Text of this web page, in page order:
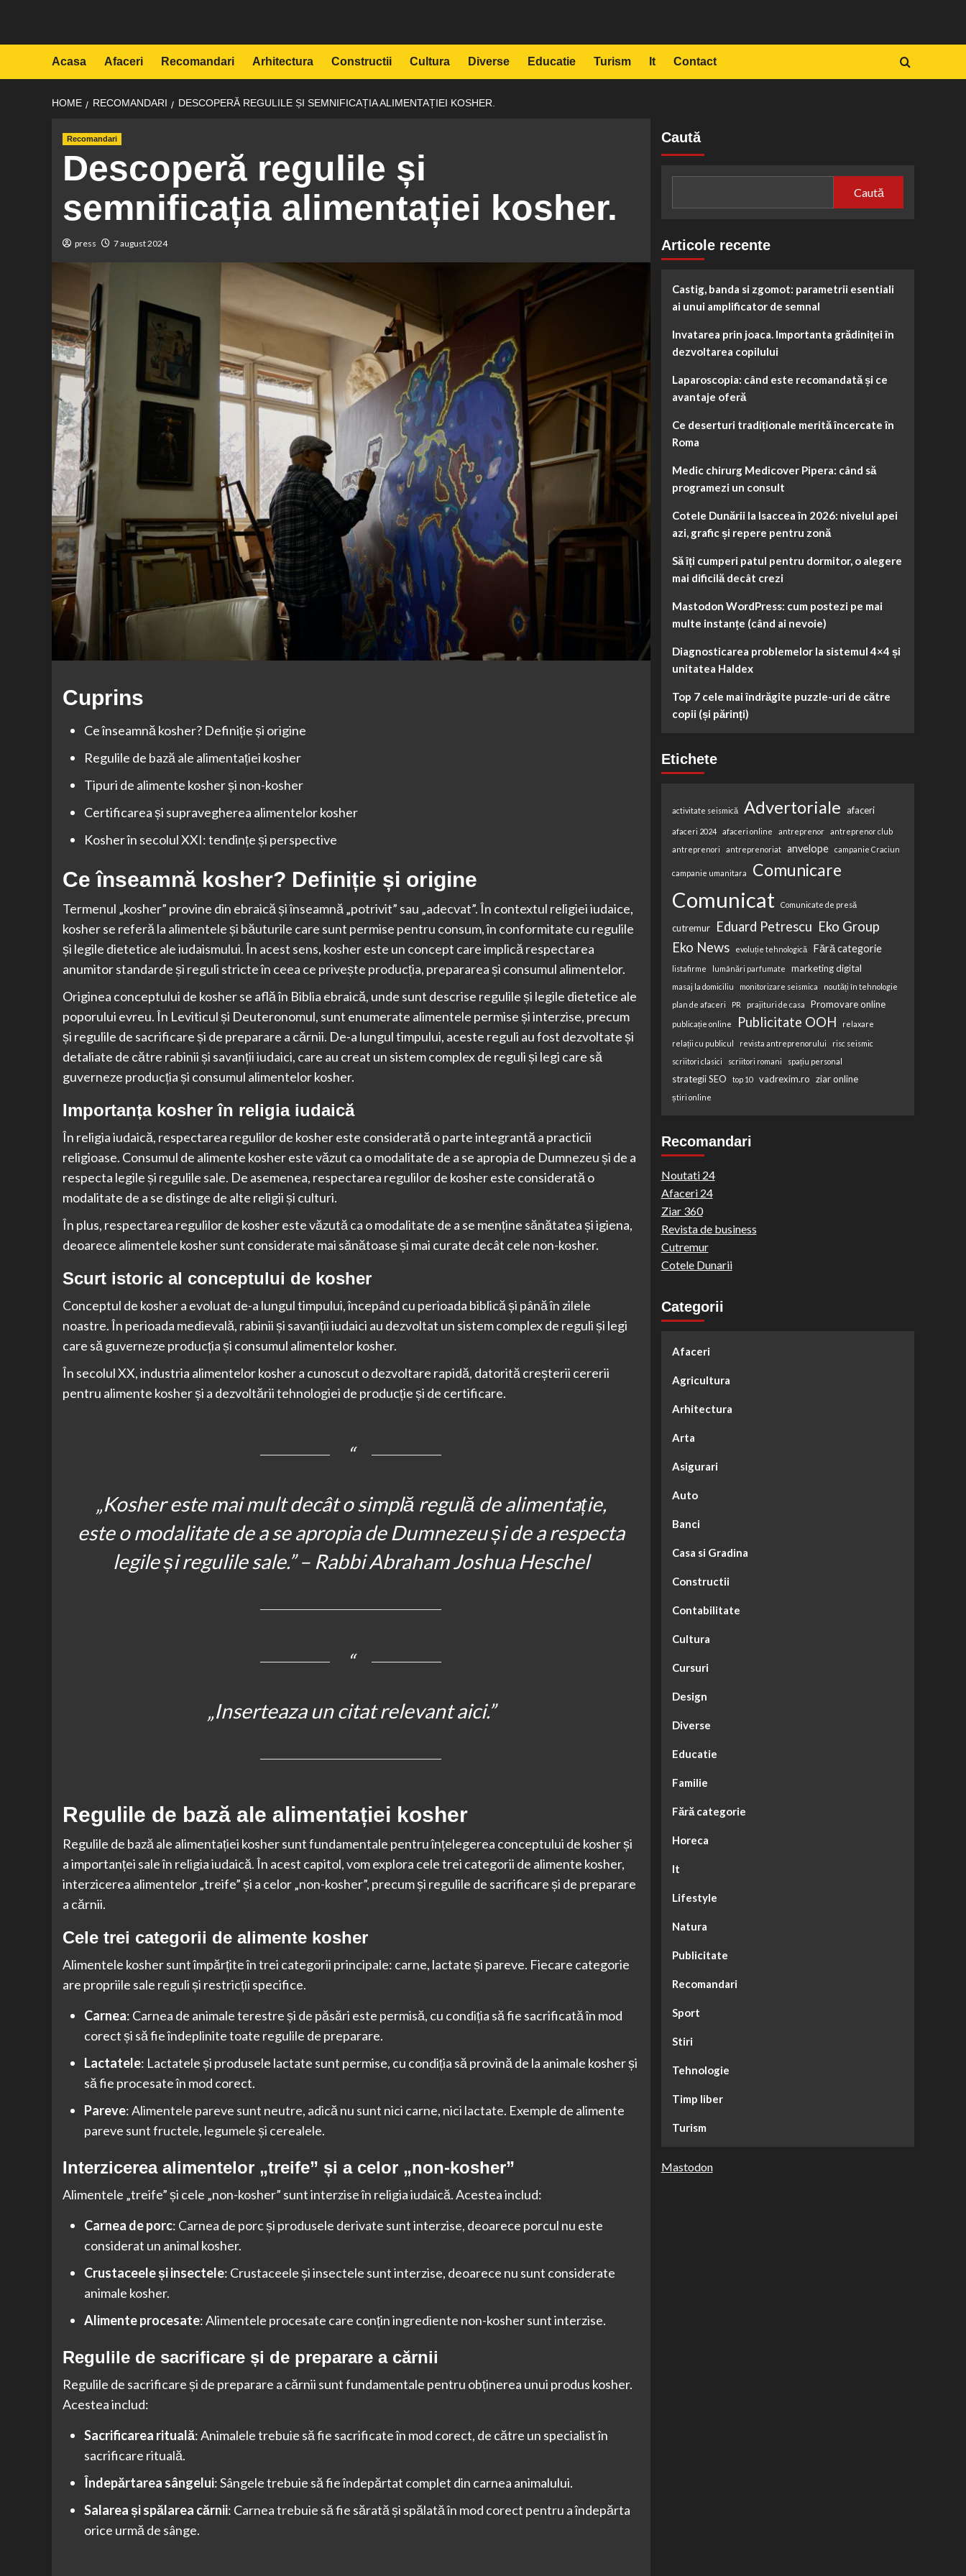
content
Acasa Afaceri Recomandari Arhitectura Constructii Cultura Diverse Educatie Turism It Contact
HOME RECOMANDARI DESCOPERĂ REGULILE ȘI SEMNIFICAȚIA ALIMENTAȚIEI KOSHER.
Recomandari
Descoperă regulile și
semnificația alimentației kosher.
press 7 august 2024
Cuprins
Ce înseamnă kosher? Definiție și origine
Regulile de bază ale alimentației kosher
Tipuri de alimente kosher și non-kosher
Certificarea și supravegherea alimentelor kosher
Kosher în secolul XXI: tendințe și perspective
Ce înseamnă kosher? Definiție și origine
Termenul „kosher” provine din ebraică și înseamnă „potrivit” sau „adecvat”. În contextul religiei iudaice,
kosher se referă la alimentele și băuturile care sunt permise pentru consum, în conformitate cu regulile
și legile dietetice ale iudaismului. În acest sens, kosher este un concept care implică respectarea
anumitor standarde și reguli stricte în ceea ce privește producția, prepararea și consumul alimentelor.
Originea conceptului de kosher se află în Biblia ebraică, unde sunt descrise regulile și legile dietetice ale
poporului evreu. În Leviticul și Deuteronomul, sunt enumerate alimentele permise și interzise, precum
și regulile de sacrificare și de preparare a cărnii. De-a lungul timpului, aceste reguli au fost dezvoltate și
detaliate de către rabinii și savanții iudaici, care au creat un sistem complex de reguli și legi care să
guverneze producția și consumul alimentelor kosher.
Importanța kosher în religia iudaică
În religia iudaică, respectarea regulilor de kosher este considerată o parte integrantă a practicii
religioase. Consumul de alimente kosher este văzut ca o modalitate de a se apropia de Dumnezeu și de a
respecta legile și regulile sale. De asemenea, respectarea regulilor de kosher este considerată o
modalitate de a se distinge de alte religii și culturi.
În plus, respectarea regulilor de kosher este văzută ca o modalitate de a se menține sănătatea și igiena,
deoarece alimentele kosher sunt considerate mai sănătoase și mai curate decât cele non-kosher.
Scurt istoric al conceptului de kosher
Conceptul de kosher a evoluat de-a lungul timpului, începând cu perioada biblică și până în zilele
noastre. În perioada medievală, rabinii și savanții iudaici au dezvoltat un sistem complex de reguli și legi
care să guverneze producția și consumul alimentelor kosher.
În secolul XX, industria alimentelor kosher a cunoscut o dezvoltare rapidă, datorită creșterii cererii
pentru alimente kosher și a dezvoltării tehnologiei de producție și de certificare.
„Kosher este mai mult decât o simplă regulă de alimentație,
este o modalitate de a se apropia de Dumnezeu și de a respecta
legile și regulile sale.” – Rabbi Abraham Joshua Heschel
„Inserteaza un citat relevant aici.”
Regulile de bază ale alimentației kosher
Regulile de bază ale alimentației kosher sunt fundamentale pentru înțelegerea conceptului de kosher și
a importanței sale în religia iudaică. În acest capitol, vom explora cele trei categorii de alimente kosher,
interzicerea alimentelor „treife” și a celor „non-kosher”, precum și regulile de sacrificare și de preparare
a cărnii.
Cele trei categorii de alimente kosher
Alimentele kosher sunt împărțite în trei categorii principale: carne, lactate și pareve. Fiecare categorie
are propriile sale reguli și restricții specifice.
Carnea: Carnea de animale terestre și de păsări este permisă, cu condiția să fie sacrificată în mod
corect și să fie îndeplinite toate regulile de preparare.
Lactatele: Lactatele și produsele lactate sunt permise, cu condiția să provină de la animale kosher și
să fie procesate în mod corect.
Pareve: Alimentele pareve sunt neutre, adică nu sunt nici carne, nici lactate. Exemple de alimente
pareve sunt fructele, legumele și cerealele.
Interzicerea alimentelor „treife” și a celor „non-kosher”
Alimentele „treife” și cele „non-kosher” sunt interzise în religia iudaică. Acestea includ:
Carnea de porc: Carnea de porc și produsele derivate sunt interzise, deoarece porcul nu este
considerat un animal kosher.
Crustaceele și insectele: Crustaceele și insectele sunt interzise, deoarece nu sunt considerate
animale kosher.
Alimente procesate: Alimentele procesate care conțin ingrediente non-kosher sunt interzise.
Regulile de sacrificare și de preparare a cărnii
Regulile de sacrificare și de preparare a cărnii sunt fundamentale pentru obținerea unui produs kosher.
Acestea includ:
Sacrificarea rituală: Animalele trebuie să fie sacrificate în mod corect, de către un specialist în
sacrificare rituală.
Îndepărtarea sângelui: Sângele trebuie să fie îndepărtat complet din carnea animalului.
Salarea și spălarea cărnii: Carnea trebuie să fie sărată și spălată în mod corect pentru a îndepărta
orice urmă de sânge.
Caută
Caută
Articole recente
Castig, banda si zgomot: parametrii esentiali
ai unui amplificator de semnal
Invatarea prin joaca. Importanta grădiniței în
dezvoltarea copilului
Laparoscopia: când este recomandată și ce
avantaje oferă
Ce deserturi tradiționale merită încercate în
Roma
Medic chirurg Medicover Pipera: când să
programezi un consult
Cotele Dunării la Isaccea în 2026: nivelul apei
azi, grafic și repere pentru zonă
Să îți cumperi patul pentru dormitor, o alegere
mai dificilă decât crezi
Mastodon WordPress: cum postezi pe mai
multe instanțe (când ai nevoie)
Diagnosticarea problemelor la sistemul 4×4 și
unitatea Haldex
Top 7 cele mai îndrăgite puzzle-uri de către
copii (și părinți)
Etichete
activitate seismică Advertoriale afaceri
afaceri 2024 afaceri online antreprenor
antreprenor club
antreprenori
antreprenoriat anvelope campanie Craciun
campanie umanitara Comunicare
Comunicat Comunicate de presă
cutremur Eduard Petrescu Eko Group
Eko News
evoluție tehnologică Fără categorie
listafirme lumânări parfumate marketing digital
masaj la domiciliu monitorizare seismica
noutăți în tehnologie
plan de afaceri
PR prajituri de casa Promovare online
publicație online Publicitate OOH relaxare
relații cu publicul revista antreprenorului
risc seismic
scriitori clasici
scriitori romani spațiu personal
strategii SEO top 10 vadrexim.ro ziar online
știri online
Recomandari
Noutati 24
Afaceri 24
Ziar 360
Revista de business
Cutremur
Cotele Dunarii
Categorii
Afaceri
Agricultura
Arhitectura
Arta
Asigurari
Auto
Banci
Casa si Gradina
Constructii
Contabilitate
Cultura
Cursuri
Design
Diverse
Educatie
Familie
Fără categorie
Horeca
It
Lifestyle
Natura
Publicitate
Recomandari
Sport
Stiri
Tehnologie
Timp liber
Turism
Mastodon